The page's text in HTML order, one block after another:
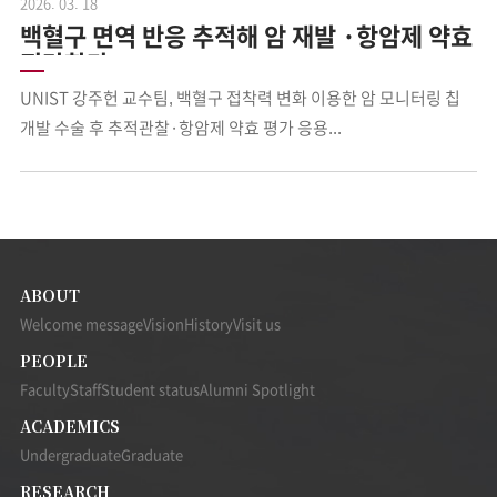
2026. 03. 18
백혈구 면역 반응 추적해 암 재발 ·항암제 약효
진단한다!
UNIST 강주헌 교수팀, 백혈구 접착력 변화 이용한 암 모니터링 칩
개발 수술 후 추적관찰·항암제 약효 평가 응용...
ABOUT
Welcome messageVision HistoryVisit us
PEOPLE
FacultyStaffStudent statusAlumni Spotlight
ACADEMICS
UndergraduateGraduate
RESEARCH